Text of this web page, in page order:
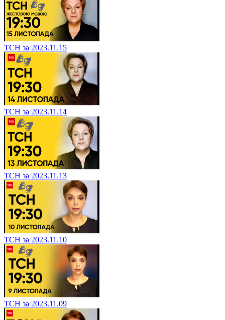
ТСН за 2023.11.15
ТСН за 2023.11.14
ТСН за 2023.11.13
ТСН за 2023.11.10
ТСН за 2023.11.09